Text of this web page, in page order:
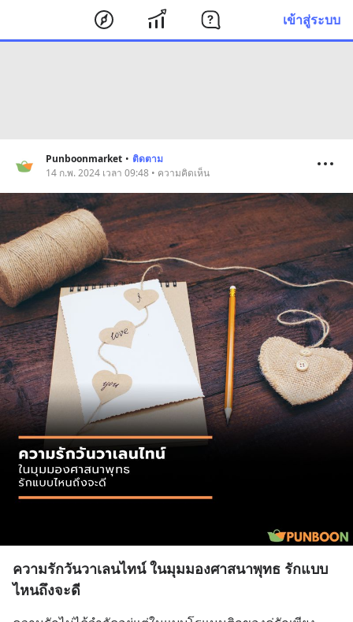
เข้าสู่ระบบ
Punboonmarket • ติดตาม
14 ก.พ. 2024 เวลา 09:48 • ความคิดเห็น
ความรักวันวาเลนไทน์ ในมุมมองศาสนาพุทธ รักแบบ
ไหนถึงจะดี